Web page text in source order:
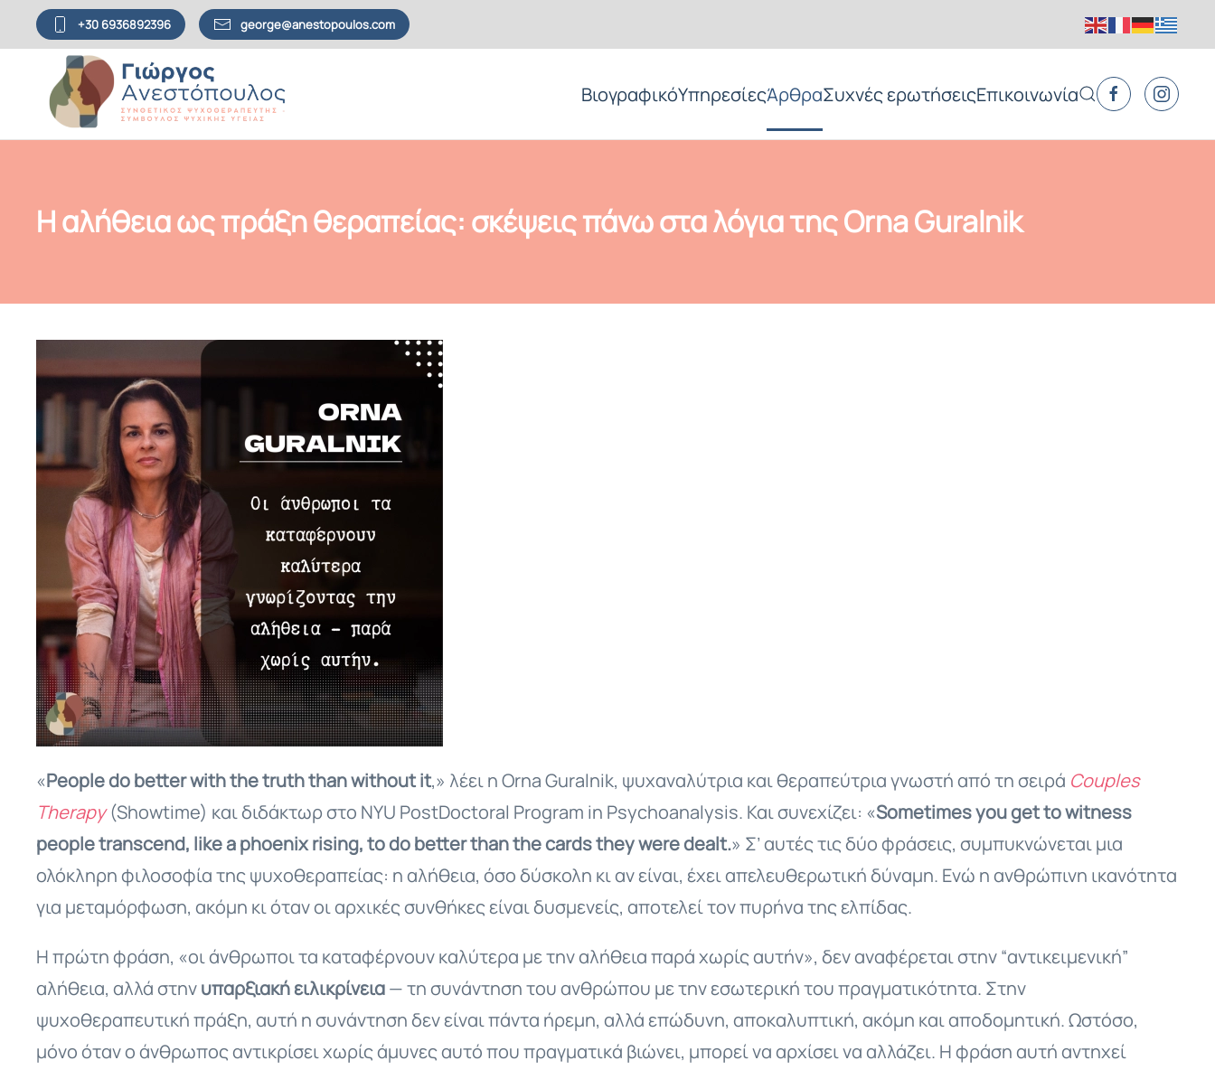
Skip to main content
+30 6936892396 george@anestopoulos.com
ΒιογραφικόΥπηρεσίεςΆρθραΣυχνές ερωτήσειςΕπικοινωνία
Η αλήθεια ως πράξη θεραπείας: σκέψεις πάνω στα λόγια της Orna Guralnik
«Peopledobetterwiththetruththanwithoutit,» λέει η Orna Guralnik, ψυχαναλύτρια και θεραπεύτρια γνωστή από τη σειρά Couples
Therapy(Showtime) και διδάκτωρ στο NYU PostDoctoral Program in Psychoanalysis. Και συνεχίζει: «Sometimes you get to witness
people transcend, like a phoenix rising, to do better than the cards they were dealt.» Σ’ αυτές τις δύο φράσεις, συμπυκνώνεται μια
ολόκληρη φιλοσοφία της ψυχοθεραπείας: η αλήθεια, όσο δύσκολη κι αν είναι, έχει απελευθερωτική δύναμη. Ενώ η ανθρώπινη ικανότητα
για μεταμόρφωση, ακόμη κι όταν οι αρχικές συνθήκες είναι δυσμενείς, αποτελεί τον πυρήνα της ελπίδας.
Η πρώτη φράση, «οι άνθρωποι τα καταφέρνουν καλύτερα με την αλήθεια παρά χωρίς αυτήν», δεν αναφέρεται στην “αντικειμενική”
αλήθεια, αλλά στηνυπαρξιακή ειλικρίνεια— τη συνάντηση του ανθρώπου με την εσωτερική του πραγματικότητα. Στην
ψυχοθεραπευτική πράξη, αυτή η συνάντηση δεν είναι πάντα ήρεμη, αλλά επώδυνη, αποκαλυπτική, ακόμη και αποδομητική. Ωστόσο,
μόνο όταν ο άνθρωπος αντικρίσει χωρίς άμυνες αυτό που πραγματικά βιώνει, μπορεί να αρχίσει να αλλάζει. Η φράση αυτή αντηχεί